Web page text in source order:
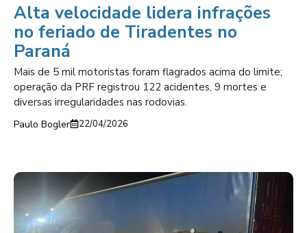
Alta velocidade lidera infrações
no feriado de Tiradentes no
Paraná
Mais de 5 mil motoristas foram flagrados acima do limite;
operação da PRF registrou 122 acidentes, 9 mortes e
diversas irregularidades nas rodovias.
Paulo Bogler 22/04/2026